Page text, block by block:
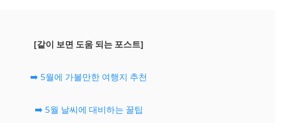
[같이 보면 도움 되는 포스트]
➡️ 5월에 가볼만한 여행지 추천
➡️ 5월 날씨에 대비하는 꿀팁